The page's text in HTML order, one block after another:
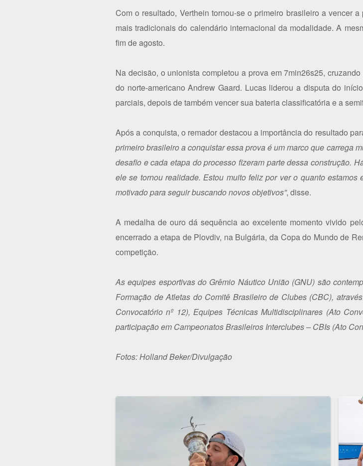
Com o resultado, Verthein tornou-se o primeiro brasileiro a vencer
mais tradicionais do calendário internacional da modalidade. A
fim de agosto.
Na decisão, o unionista completou a prova em 7min26s25,
do norte-americano Andrew Gaard. Lucas liderou a disputa do
parciais, depois de também vencer sua bateria classificatória e a
Após a conquista, o remador destacou a importância do resultado
primeiro brasileiro a conquistar essa prova é um marco que carrega
desafio e cada etapa do processo fizeram parte dessa construção.
ele se tornou realidade. Estou muito feliz por ver o quanto
motivado para seguir buscando novos objetivos”, disse.
A medalha de ouro dá sequência ao excelente momento vivido
encerrado a etapa de Plovdiv, na Bulgária, da Copa do Mundo de
competição.
As equipes esportivas do Grêmio Náutico União (GNU) são
Formação de Atletas do Comitê Brasileiro de Clubes (CBC),
Convocatório nº 12), Equipes Técnicas Multidisciplinares (Ato
participação em Campeonatos Brasileiros Interclubes – CBIs (Ato
Fotos: Holland Beker/Divulgação